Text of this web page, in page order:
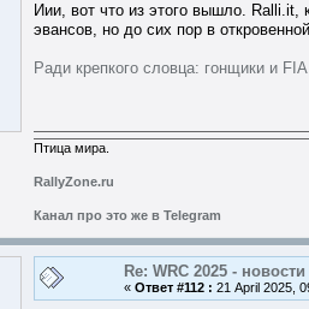
Иии, вот что из этого вышло. Ralli.it,
эвансов, но до сих пор в
Ради крепкого словца: гонщики и
Птица мира.
RallyZone.ru
Канал про это же в Telegram
Re: WRC 2025 -
« Ответ #112 : 21 April 2025,